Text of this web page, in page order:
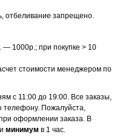
отбеливание запрещено.
1000р.; при покупке > 10
стоимости менеджером по
с 11:00 до 19:00. Все заказы,
Пожалуйста,
оформлении заказа. В
минимум в 1 час.